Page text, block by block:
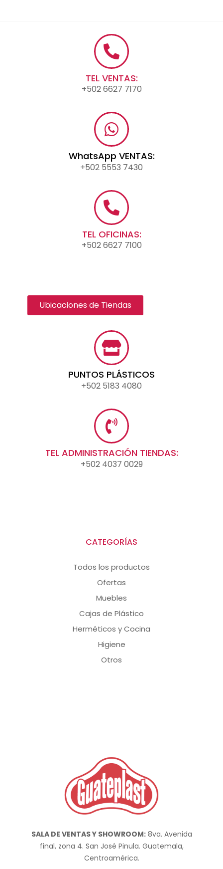
TEL VENTAS:
+502 6627 7170
WhatsApp VENTAS:
+502 5553 7430
TEL OFICINAS:
+502 6627 7100
Ubicaciones de Tiendas
PUNTOS PLÁSTICOS
+502 5183 4080
TEL ADMINISTRACIÓN TIENDAS:
+502 4037 0029
CATEGORÍAS
Todos los productos
Ofertas
Muebles
Cajas de Plástico
Herméticos y Cocina
Higiene
Otros
SALA DE VENTAS Y SHOWROOM:8va. Avenida
final, zona 4. San José Pinula. Guatemala,
Centroamérica.